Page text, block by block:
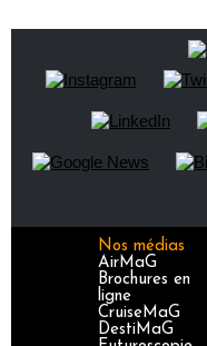
Nos médias
AirMaG
Brochures en
ligne
CruiseMaG
DestiMaG